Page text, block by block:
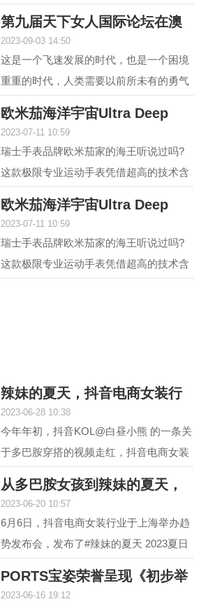
传奇人生的优秀女性，...
第九届天下女人国际论坛在澳
2023-09-03 14:50
这是一个飞速发展的时代，也是一个困境
重重的时代，人类需要以前所未有的勇气
不可或缺的组成部分...
欧米茄海洋宇宙Ultra Deep
2023-07-11 10:59
瑞士手表品牌欧米茄家的海王听说过吗?
这款极限专业运动手表凭借超高的技术含
议，它就是欧米茄海...
欧米茄海洋宇宙Ultra Deep
2023-07-11 10:59
瑞士手表品牌欧米茄家的海王听说过吗?
这款极限专业运动手表凭借超高的技术含
辣妹的夏天，抖音电商女装行
2023-06-28 10:38
今年年初，抖音KOL@白昼小熊 的一条关
于多巴胺穿搭的视频走红，抖音电商女装
最终，#多巴胺女孩 ...
从多巴胺女孩到辣妹的夏天，
2023-06-20 10:57
6月6日，抖音电商女装行业于上海举办趋
势发布会，发布了#辣妹的夏天 2023夏日
计，截至目前，#辣...
PORTS宝姿荣誉呈现《初步举
2023-06-16 19:12